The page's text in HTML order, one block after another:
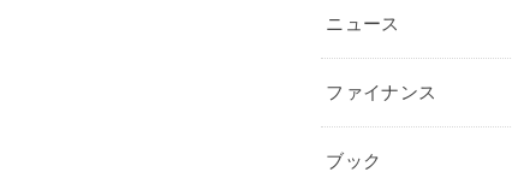
ニュース
ファイナンス
ブック